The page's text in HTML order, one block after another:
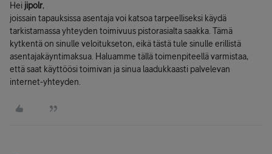
Hei jipolr,
joissain tapauksissa asentaja voi katsoa tarpeelliseksi käydä
tarkistamassa yhteyden toimivuus pistorasialta saakka. Tämä
kytkentä on sinulle veloitukseton, eikä tästä tule sinulle erillistä
asentajakäyntimaksua. Haluamme tällä toimenpiteellä varmistaa,
että saat käyttöösi toimivan ja sinua laadukkaasti palvelevan
internet-yhteyden.